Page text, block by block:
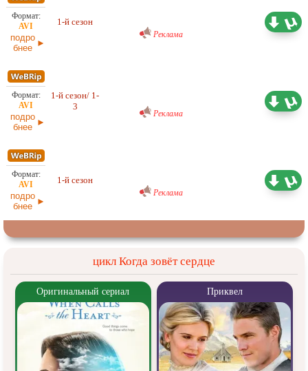
подро
бнее
1-й сезон
Реклама
подро
бнее
1-й сезон/ 1-
3
Реклама
подро
бнее
1-й сезон
Реклама
цикл Когда зовёт сердце
Оригинальный сериал Приквел